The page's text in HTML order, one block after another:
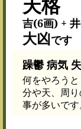
吉(6画) +
大凶です
躁鬱 病気
何をやろう
分や天、周
事が多いです